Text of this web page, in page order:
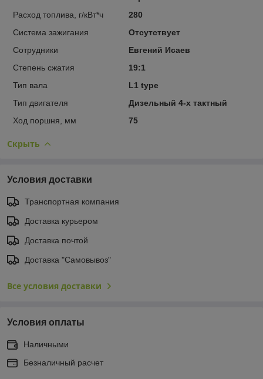
Расход топлива, г/кВт*ч
280
Система зажигания
Отсутствует
Сотрудники
Евгений Исаев
Степень сжатия
19:1
Тип вала
L1 type
Тип двигателя
Дизельный 4-х тактный
Ход поршня, мм
75
Скрыть
Условия доставки
Транспортная компания
Доставка курьером
Доставка почтой
Доставка "Самовывоз"
Все условия доставки
Условия оплаты
Наличными
Безналичный расчет